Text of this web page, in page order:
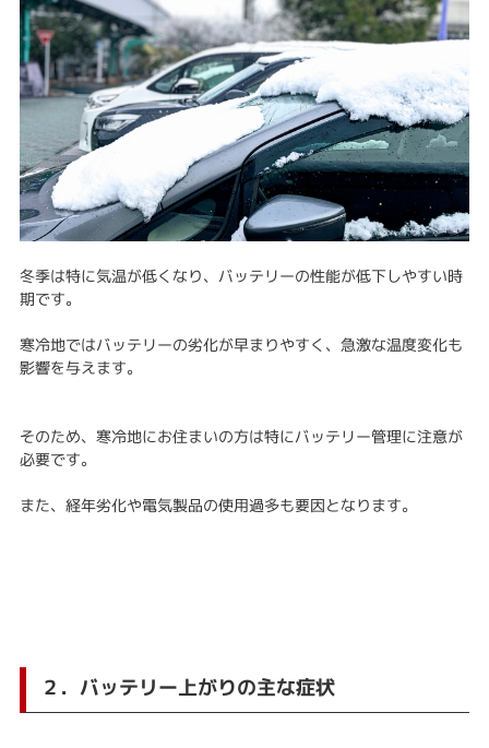
冬季は特に気温が低くなり、バッテリーの性能が低下しやすい時
期です。
寒冷地ではバッテリーの劣化が早まりやすく、急激な温度変化も
影響を与えます。
そのため、寒冷地にお住まいの方は特にバッテリー管理に注意が
必要です。
また、経年劣化や電気製品の使用過多も要因となります。
２．バッテリー上がりの主な症状